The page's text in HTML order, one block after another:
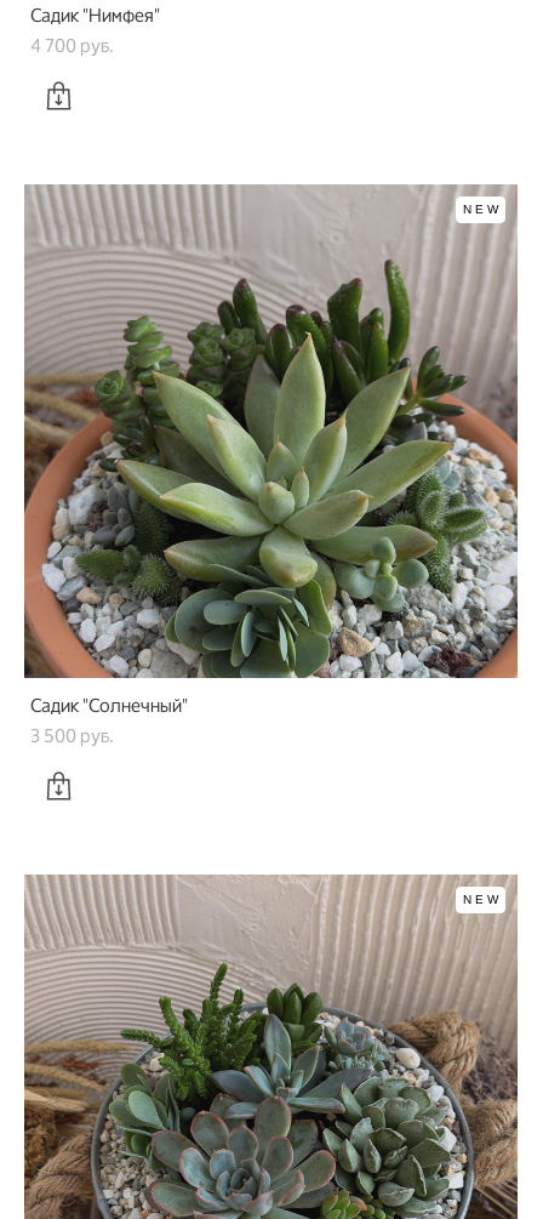
Садик "Нимфея"
4 700 pуб.
NEW
Садик "Солнечный"
3 500 pуб.
NEW